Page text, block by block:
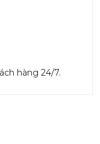
hàng 24/7.